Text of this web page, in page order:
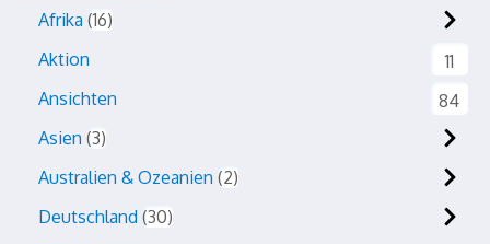
Afrika 16
Aktion
11
Ansichten
84
Asien 3
Australien & Ozeanien 2
Deutschland 30